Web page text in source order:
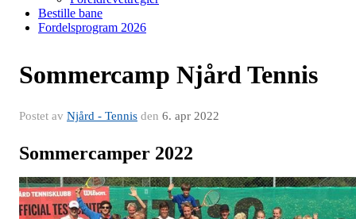
Bestille bane
Fordelsprogram 2026
Sommercamp Njård Tennis
Postet av Njård - Tennis den 6. apr 2022
Sommercamper 2022